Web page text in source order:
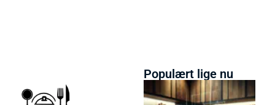
Populært lige nu